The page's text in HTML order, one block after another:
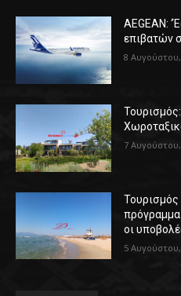
AEGEAN:
επιβατών
8
7
Τουρισμός
πρόγραμμα
οι
5